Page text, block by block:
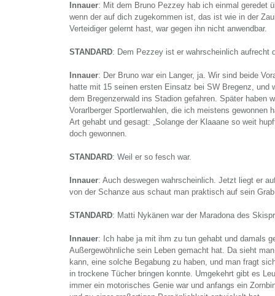
Innauer: Mit dem Bruno Pezzey hab ich einmal geredet
wenn der auf dich zugekommen ist, das ist wie in der
Verteidiger gelernt hast, war gegen ihn nicht anwendbar.
STANDARD: Dem Pezzey ist er wahrscheinlich aufrecht
Innauer: Der Bruno war ein Langer, ja. Wir sind beide
hatte mit 15 seinen ersten Einsatz bei SW Bregenz, und
dem Bregenzerwald ins Stadion gefahren. Später haben
Vorarlberger Sportlerwahlen, die ich meistens gewonnen
Art gehabt und gesagt: „Solange der Klaaane so weit
doch gewonnen.
STANDARD: Weil er so fesch war.
Innauer: Auch deswegen wahrscheinlich. Jetzt liegt er
von der Schanze aus schaut man praktisch auf sein
STANDARD: Matti Nykänen war der Maradona des
Innauer: Ich habe ja mit ihm zu tun gehabt und damals
Außergewöhnliche sein Leben gemacht hat. Da sieht
kann, eine solche Begabung zu haben, und man fragt
in trockene Tücher bringen konnte. Umgekehrt gibt es
immer ein motorisches Genie war und anfangs ein